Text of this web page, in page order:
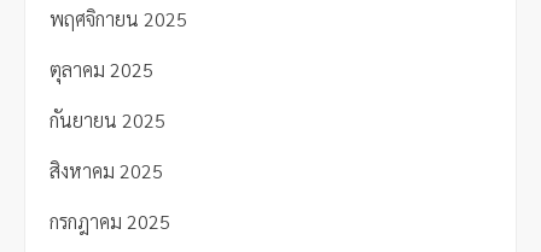
พฤศจิกายน 2025
ตุลาคม 2025
กันยายน 2025
สิงหาคม 2025
กรกฎาคม 2025